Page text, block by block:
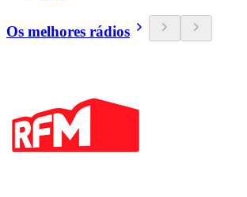
Os melhores rádios